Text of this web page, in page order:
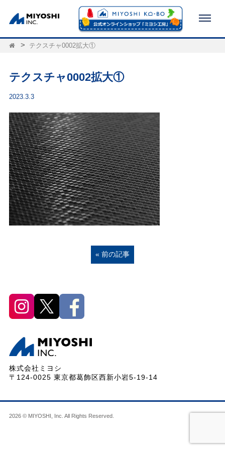
テクスチャ0002拡大①
テクスチャ0002拡大①
2023.3.3
« 前の記事
株式会社ミヨシ
〒124-0025 東京都葛飾区西新小岩5-19-14
2026 © MIYOSHI, Inc. All Rights Reserved.